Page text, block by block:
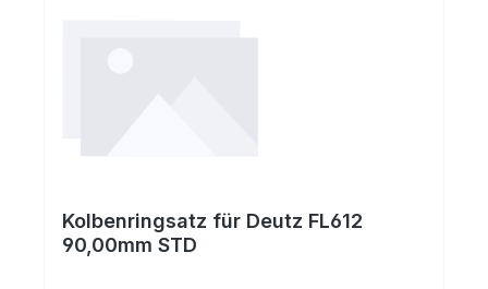
Kolbenringsatz für Deutz FL612
90,00mm STD